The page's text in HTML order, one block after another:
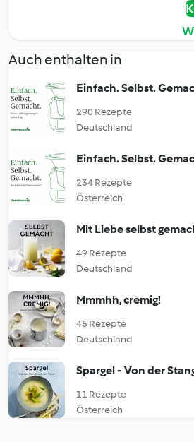
Auch enthalten in
Einfach. Selbst.
290 Rezepte
Deutschland
Einfach. Selbst.
234 Rezepte
Österreich
Mit Liebe selbst
49 Rezepte
Deutschland
Mmmhh, cremig!
45 Rezepte
Deutschland
Spargel - Von der
11 Rezepte
Österreich